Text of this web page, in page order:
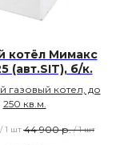
котёл Мимакс
(авт.SIT), б/к.
газовый котел, до
250 кв.м.
/ 1 шт 44 900 р. / 1 шт